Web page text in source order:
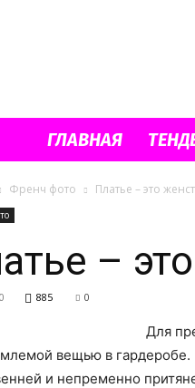
ГЛАВНАЯ
Френч фото Платье – это
–
885 0
Для
вещью в гардеробе.
и непременно